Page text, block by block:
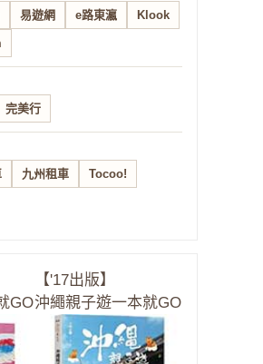
易遊網 e路東瀛 Klook
完美行
九州租車 Tocoo!
GO
【'17出版】
沖繩親子遊一本就GO